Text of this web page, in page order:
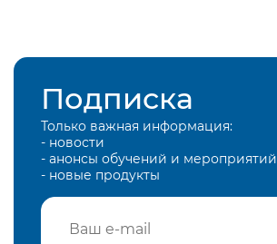
Подписка
Только важная информация:
- новости
- анонсы обучений и мероприятий
- новые продукты